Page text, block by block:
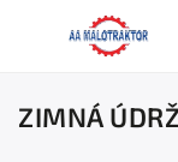
ZIMNÁ